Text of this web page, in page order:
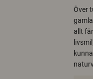
Över
allt